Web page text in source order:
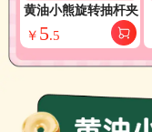
￥ 5.5
黄油小熊旋转抽杆夹